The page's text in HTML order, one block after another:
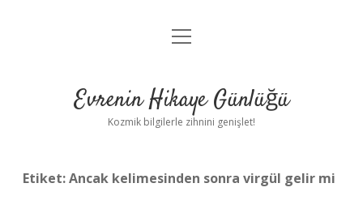
Anasayfa
Yasal Uyarı
menüyü
Evrenin Hikaye Günlüğü
Kozmik bilgilerle zihnini genişlet!
Etiket:Ancak kelimesinden sonra virgül gelir mi